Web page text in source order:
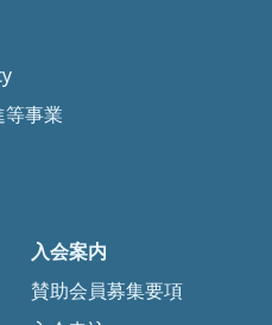
事業
入会案内
賛助会員募集要項